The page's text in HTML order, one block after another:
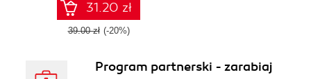
31.20 zł
39.00 zł (-20%)
Program partnerski - zarabiaj